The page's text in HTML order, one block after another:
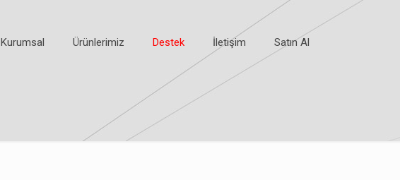
Kurumsal Ürünlerimiz Destek İletişim Satın Al